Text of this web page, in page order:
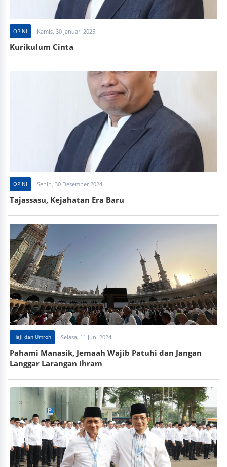
OPINI Kamis, 30 Januari 2025
Kurikulum Cinta
OPINI Senin, 30 Desember 2024
Tajassasu, Kejahatan Era Baru
Haji dan Umroh Selasa, 11 Juni 2024
Pahami Manasik, Jemaah Wajib Patuhi dan Jangan
Langgar Larangan Ihram